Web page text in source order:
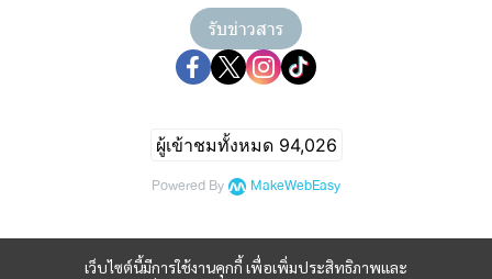
เว็บไซต์นี้มีการใช้งานคุกกี้ เพื่อเพิ่มประสิทธิภาพและ
รับข่าวสาร
ผู้เข้าชมทั้งหมด 94,026
Powered By MakeWebEasy